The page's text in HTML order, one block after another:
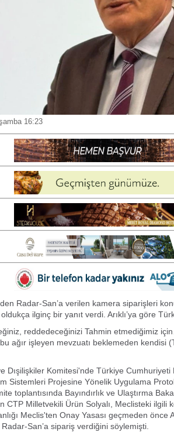
16:23
Radar-San’a verilen kamera siparişleri
ilginç bir yanıt verdi. Arıklı’ya göre
reddedeceğinizi Tahmin etmediğimiz
bu ağır işleyen mevzuatı beklemeden
Dışilişkiler Komitesi'nde Türkiye
Sistemleri Projesine Yönelik Uygulama
toplantısında Bayındırlık ve Ulaştırma
CTP Milletvekili Ürün Solyalı, Meclisteki ilgili
Meclis'ten Onay Yasası geçmeden önce
San’a sipariş verdiğini söylemişti.